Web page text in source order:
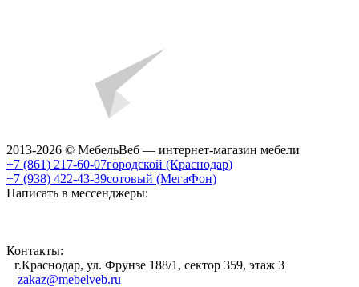
2013-2026 © МебельВеб — интернет-магазин мебели
+7 (861) 217-60-07городской (Краснодар)
+7 (938) 422-43-39сотовый (МегаФон)
Написать в мессенджеры:
Контакты:
г.Краснодар, ул. Фрунзе 188/1, сектор 359, этаж 3
zakaz@mebelveb.ru